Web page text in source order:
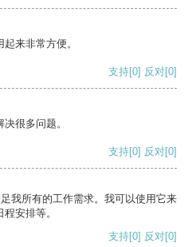
来非常方便。
支持[0] 反对[0]
很多问题。
支持[0] 反对[0]
我所有的工作需求。我可以使用它来
安排等。
支持[0] 反对[0]